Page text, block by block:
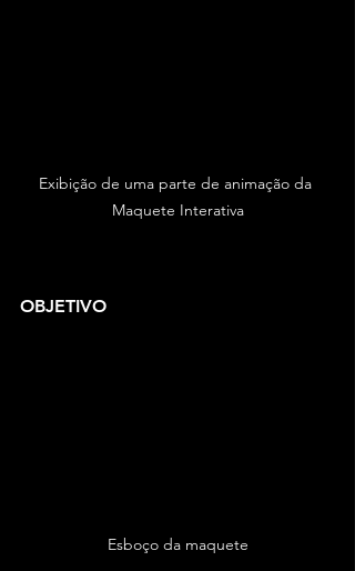
Exibição de uma parte de animação da
Maquete Interativa
OBJETIVO
Esboço da maquete